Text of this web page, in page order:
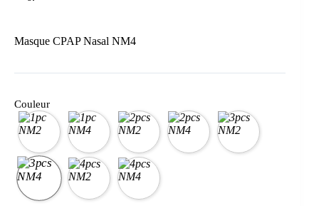
Masque CPAP Nasal NM4
Couleur